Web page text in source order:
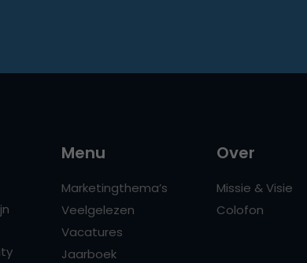
Menu
Marketingthema’s
Veelgelezen
Vacatures
Jaarboek
Over
Missie & Visie
Colofon